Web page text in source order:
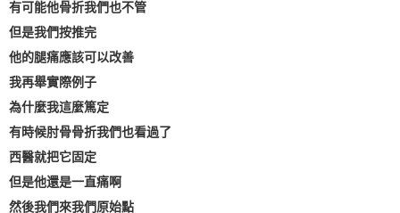
有可能他骨折我們也不管
但是我們按推完
他的腿痛應該可以改善
我再舉實際例子
為什麼我這麼篤定
有時候肘骨骨折我們也看過了
西醫就把它固定
但是他還是一直痛啊
然後我們來我們原始點